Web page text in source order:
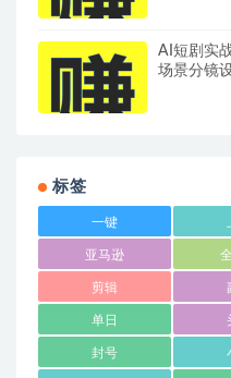
AI短剧实
场景分镜
标签
一键
亚马逊
剪辑
单日
封号